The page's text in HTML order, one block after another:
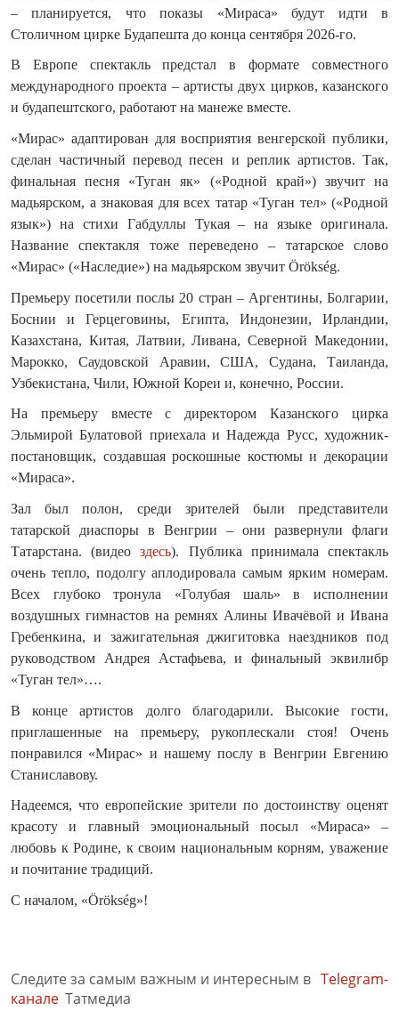
– планируется, что показы «Мираса» будут идти в
Столичном цирке Будапешта до конца сентября 2026-го.
В Европе спектакль предстал в формате совместного
международного проекта – артисты двух цирков, казанского
и будапештского, работают на манеже вместе.
«Мирас» адаптирован для восприятия венгерской публики,
сделан частичный перевод песен и реплик артистов. Так,
финальная песня «Туган як» («Родной край») звучит на
мадьярском, а знаковая для всех татар «Туган тел» («Родной
язык») на стихи Габдуллы Тукая – на языке оригинала.
Название спектакля тоже переведено – татарское слово
«Мирас» («Наследие») на мадьярском звучит Örökség.
Премьеру посетили послы 20 стран – Аргентины, Болгарии,
Боснии и Герцеговины, Египта, Индонезии, Ирландии,
Казахстана, Китая, Латвии, Ливана, Северной Македонии,
Марокко, Саудовской Аравии, США, Судана, Таиланда,
Узбекистана, Чили, Южной Кореи и, конечно, России.
На премьеру вместе с директором Казанского цирка
Эльмирой Булатовой приехала и Надежда Русс, художник-
постановщик, создавшая роскошные костюмы и декорации
«Мираса».
Зал был полон, среди зрителей были представители
татарской диаспоры в Венгрии – они развернули флаги
Татарстана. (видеоздесь). Публика принимала спектакль
очень тепло, подолгу аплодировала самым ярким номерам.
Всех глубоко тронула «Голубая шаль» в исполнении
воздушных гимнастов на ремнях Алины Ивачёвой и Ивана
Гребенкина, и зажигательная джигитовка наездников под
руководством Андрея Астафьева, и финальный эквилибр
«Туган тел»….
В конце артистов долго благодарили. Высокие гости,
приглашенные на премьеру, рукоплескали стоя! Очень
понравился «Мирас» и нашему послу в Венгрии Евгению
Станиславову.
Надеемся, что европейские зрители по достоинству оценят
красоту и главный эмоциональный посыл «Мираса» –
любовь к Родине, к своим национальным корням, уважение
и почитание традиций.
С началом, «Örökség»!
Следите за самым важным и интересным в Telegram-
канале Татмедиа